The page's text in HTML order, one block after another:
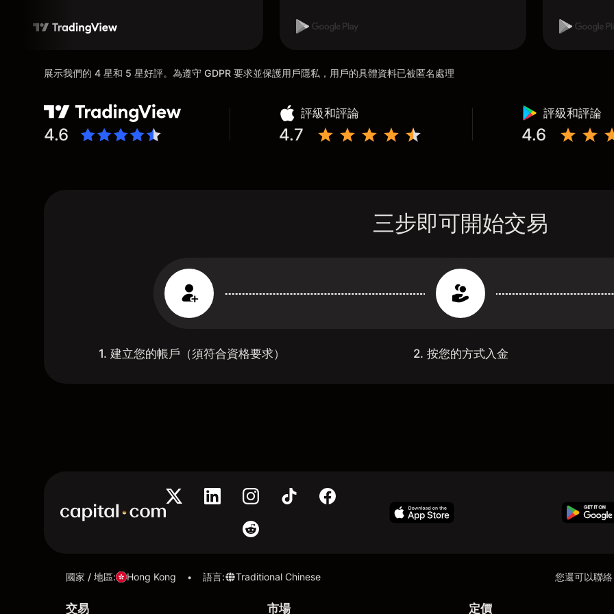
展示我們的 4 星和 5 星好評。為遵守 GDPR 要求並保護用戶隱私，用戶的具體資料已被匿名處理
4.6
評級和評論
4.7
評級和評論
4.6
三步即可開始交易
1. 建立您的帳戶（須符合資格要求） 2. 按您的方式入金
國家 / 地區: Hong Kong • 語言: Traditional Chinese 您還可以聯
交易 市場 定價